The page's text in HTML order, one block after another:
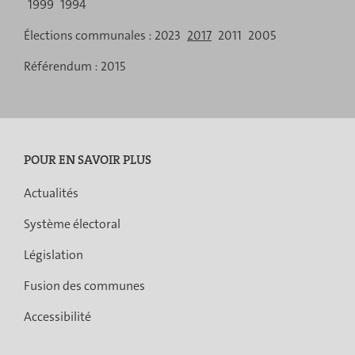
1999 1994
Élections communales : 2023 2017 2011 2005
Référendum : 2015
POUR EN SAVOIR PLUS
Actualités
Système électoral
Législation
Fusion des communes
Accessibilité